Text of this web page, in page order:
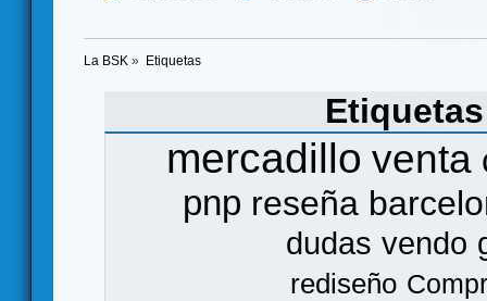
La BSK » Etiquetas
mercadillo venta
pnp reseña
dudas vendo
rediseño